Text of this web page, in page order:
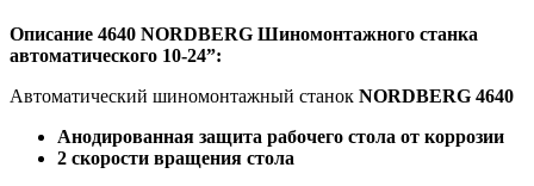
Описание 4640 NORDBERG Шиномонтажного станка
автоматического 10-24”:
Автоматический шиномонтажный станок NORDBERG 4640
Анодированная защита рабочего стола от коррозии
2 скорости вращения стола